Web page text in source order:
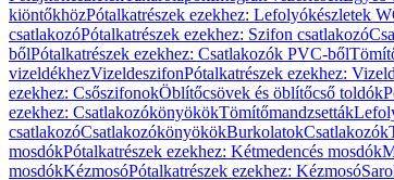
kiöntőkhözPótalkatrészek ezekhez: Lefolyókészletek
csatlakozóPótalkatrészek ezekhez: Szifon csatlakozó
bőlPótalkatrészek ezekhez: Csatlakozók PVC-ből
vizeldékhezVizeldeszifonPótalkatrészek ezekhez:
ezekhez: CsőszifonokÖblítőcsövek és öblítőcső toldók
ezekhez: CsatlakozókönyökökTömítőmandzsetták
csatlakozóCsatlakozókönyökökBurkolatokCsatlakozók
mosdókPótalkatrészek ezekhez: Kétmedencés mosdók
mosdókKézmosóPótalkatrészek ezekhez: Kézmosó